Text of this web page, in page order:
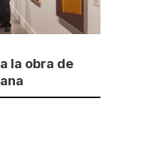
la obra de